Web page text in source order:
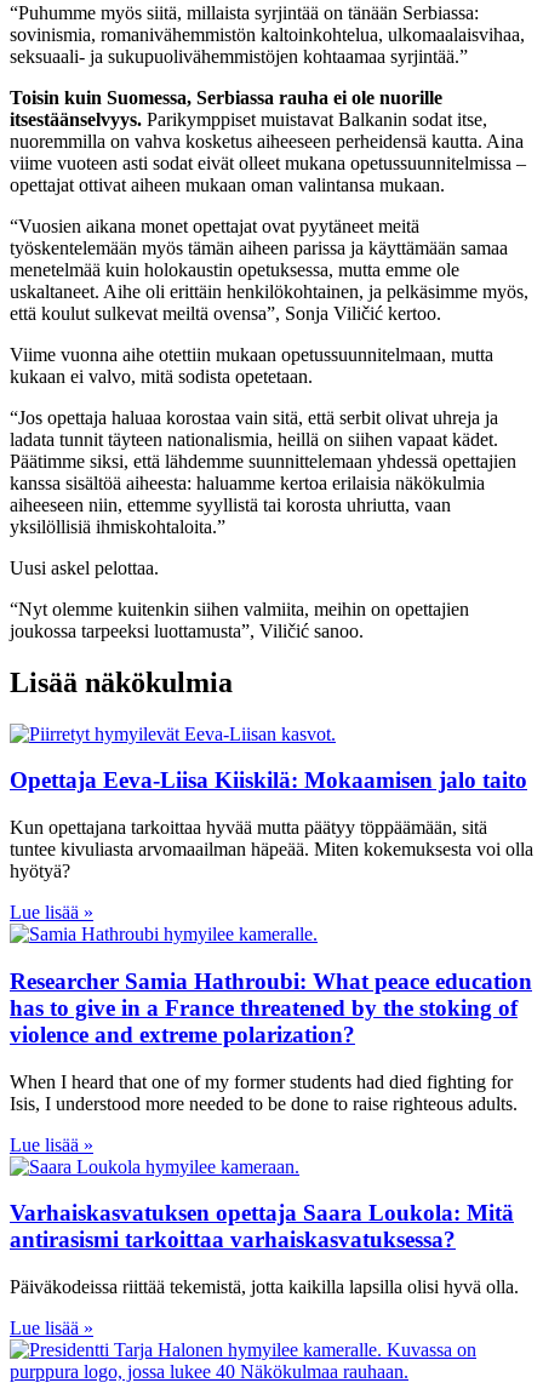
“Puhumme myös siitä, millaista syrjintää on tänään Serbiassa:
sovinismia, romanivähemmistön kaltoinkohtelua, ulkomaalaisvihaa,
seksuaali- ja sukupuolivähemmistöjen kohtaamaa syrjintää.”
Toisin kuin Suomessa, Serbiassa rauha ei ole nuorille
itsestäänselvyys. Parikymppiset muistavat Balkanin sodat itse,
nuoremmilla on vahva kosketus aiheeseen perheidensä kautta. Aina
viime vuoteen asti sodat eivät olleet mukana opetussuunnitelmissa –
opettajat ottivat aiheen mukaan oman valintansa mukaan.
“Vuosien aikana monet opettajat ovat pyytäneet meitä
työskentelemään myös tämän aiheen parissa ja käyttämään samaa
menetelmää kuin holokaustin opetuksessa, mutta emme ole
uskaltaneet. Aihe oli erittäin henkilökohtainen, ja pelkäsimme myös,
että koulut sulkevat meiltä ovensa”, Sonja Viličić kertoo.
Viime vuonna aihe otettiin mukaan opetussuunnitelmaan, mutta
kukaan ei valvo, mitä sodista opetetaan.
“Jos opettaja haluaa korostaa vain sitä, että serbit olivat uhreja ja
ladata tunnit täyteen nationalismia, heillä on siihen vapaat kädet.
Päätimme siksi, että lähdemme suunnittelemaan yhdessä opettajien
kanssa sisältöä aiheesta: haluamme kertoa erilaisia näkökulmia
aiheeseen niin, ettemme syyllistä tai korosta uhriutta, vaan
yksilöllisiä ihmiskohtaloita.”
Uusi askel pelottaa.
“Nyt olemme kuitenkin siihen valmiita, meihin on opettajien
joukossa tarpeeksi luottamusta”, Viličić sanoo.
Lisää näkökulmia
Opettaja Eeva-Liisa Kiiskilä: Mokaamisen jalo taito
Kun opettajana tarkoittaa hyvää mutta päätyy töppäämään, sitä
tuntee kivuliasta arvomaailman häpeää. Miten kokemuksesta voi olla
hyötyä?
Lue lisää »
Researcher Samia Hathroubi: What peace education
has to give in a France threatened by the stoking of
violence and extreme polarization?
When I heard that one of my former students had died fighting for
Isis, I understood more needed to be done to raise righteous adults.
Lue lisää »
Varhaiskasvatuksen opettaja Saara Loukola: Mitä
antirasismi tarkoittaa varhaiskasvatuksessa?
Päiväkodeissa riittää tekemistä, jotta kaikilla lapsilla olisi hyvä olla.
Lue lisää »